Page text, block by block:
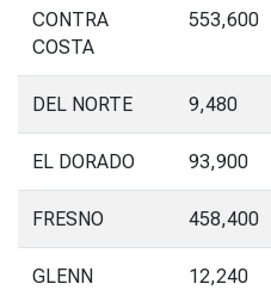
CONTRA
COSTA
553,600
DEL NORTE 9,480
EL DORADO 93,900
FRESNO 458,400
GLENN 12,240